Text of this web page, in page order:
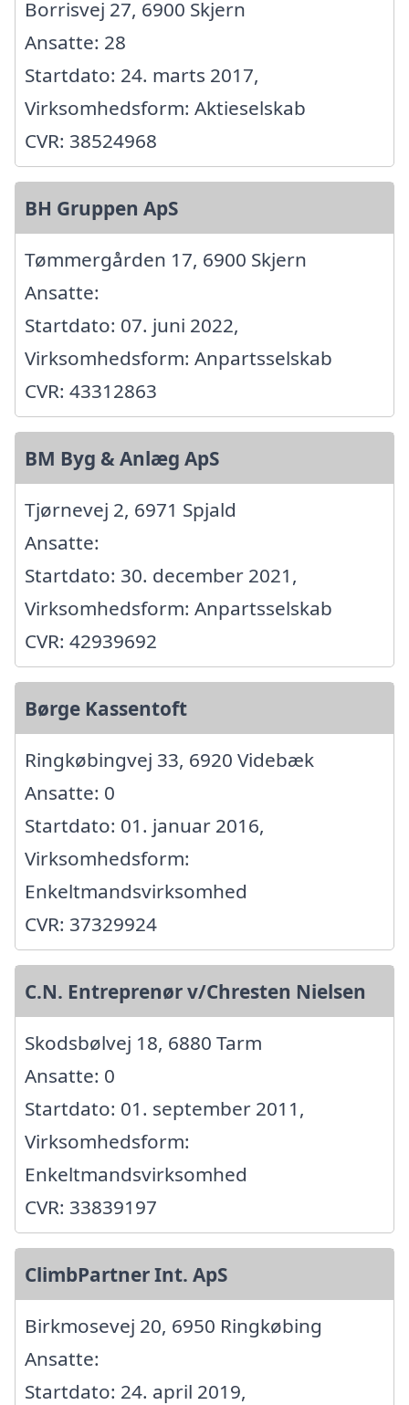
Borrisvej 27, 6900 Skjern
Ansatte: 28
Startdato: 24. marts 2017,
Virksomhedsform: Aktieselskab
CVR: 38524968
BH Gruppen ApS
Tømmergården 17, 6900 Skjern
Ansatte:
Startdato: 07. juni 2022,
Virksomhedsform: Anpartsselskab
CVR: 43312863
BM Byg & Anlæg ApS
Tjørnevej 2, 6971 Spjald
Ansatte:
Startdato: 30. december 2021,
Virksomhedsform: Anpartsselskab
CVR: 42939692
Børge Kassentoft
Ringkøbingvej 33, 6920 Videbæk
Ansatte: 0
Startdato: 01. januar 2016,
Virksomhedsform:
Enkeltmandsvirksomhed
CVR: 37329924
C.N. Entreprenør v/Chresten Nielsen
Skodsbølvej 18, 6880 Tarm
Ansatte: 0
Startdato: 01. september 2011,
Virksomhedsform:
Enkeltmandsvirksomhed
CVR: 33839197
ClimbPartner Int. ApS
Birkmosevej 20, 6950 Ringkøbing
Ansatte:
Startdato: 24. april 2019,